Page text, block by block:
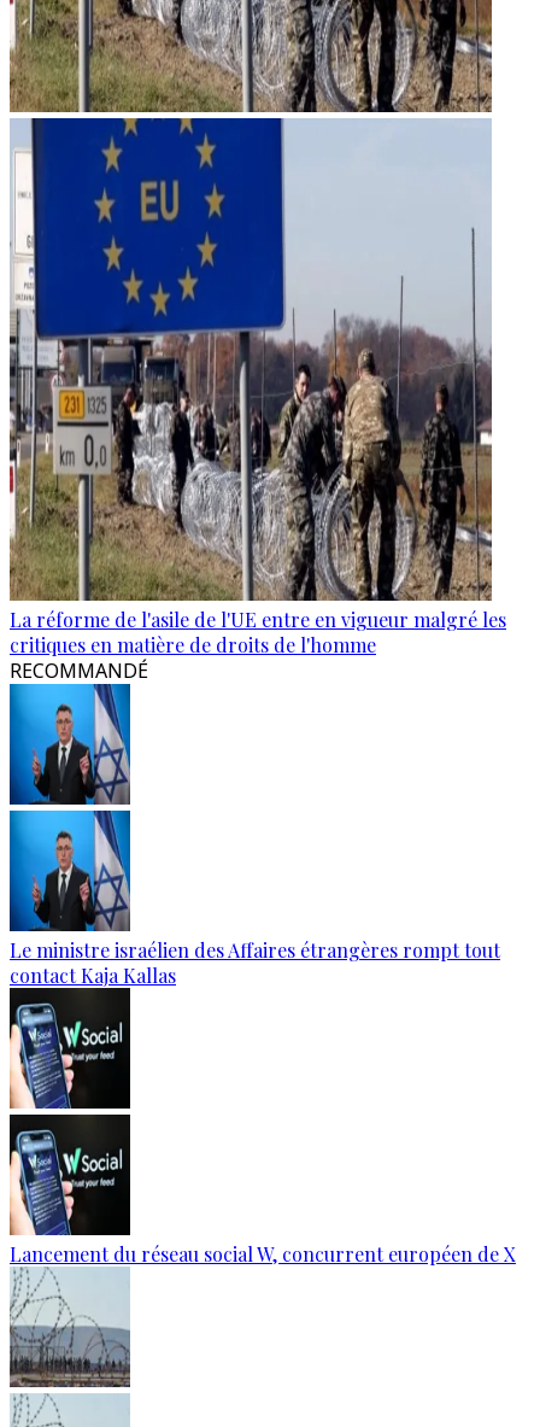
La réforme de l'asile de l'UE entre en vigueur malgré les
critiques en matière de droits de l'homme
RECOMMANDÉ
Le ministre israélien des Affaires étrangères rompt tout
contact Kaja Kallas
Lancement du réseau social W, concurrent européen de X